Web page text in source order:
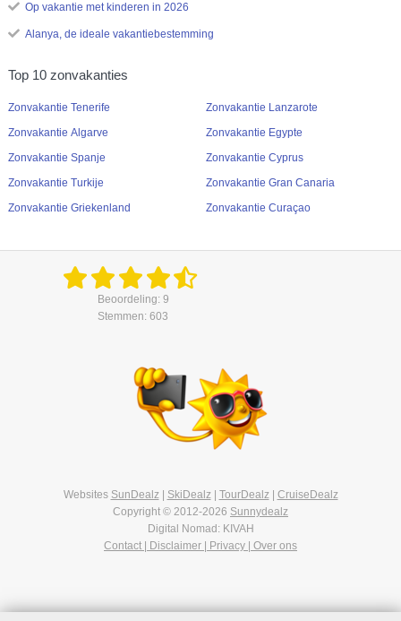
Op vakantie met kinderen in 2026
Alanya, de ideale vakantiebestemming
Top 10 zonvakanties
Zonvakantie Tenerife
Zonvakantie Algarve
Zonvakantie Spanje
Zonvakantie Turkije
Zonvakantie Griekenland
Zonvakantie Lanzarote
Zonvakantie Egypte
Zonvakantie Cyprus
Zonvakantie Gran Canaria
Zonvakantie Curaçao
Beoordeling: 9
Stemmen: 603
Websites SunDealz| SkiDealz| TourDealz| CruiseDealz
Copyright © 2012-2026 Sunnydealz
Digital Nomad: KIVAH
Contact | Disclaimer | Privacy | Over ons